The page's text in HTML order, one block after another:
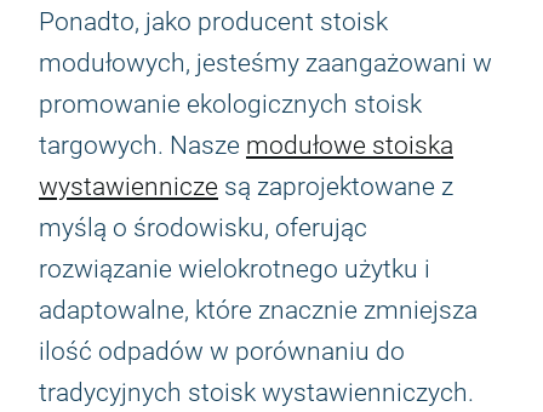
Ponadto, jako producent stoisk
modułowych, jesteśmy zaangażowani w
promowanie ekologicznych stoisk
targowych. Nasze modułowe stoiska
wystawiennicze są zaprojektowane z
myślą o środowisku, oferując
rozwiązanie wielokrotnego użytku i
adaptowalne, które znacznie zmniejsza
ilość odpadów w porównaniu do
tradycyjnych stoisk wystawienniczych.